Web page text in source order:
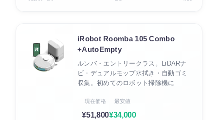
iRobot Roomba 105 Combo
+AutoEmpty
ルンバ・エントリークラス。LiDARナ
ビ・デュアルモップ水拭き・自動ゴミ
収集。初めてのロボット掃除機に
現在価格
¥51,800
最安値
¥34,000